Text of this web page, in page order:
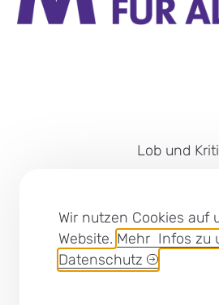
Wir nutzen Cookies auf
Website. Mehr Infos zu
Datenschutz
Lob und
Cookies